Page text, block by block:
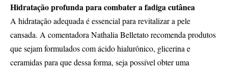
Hidratação profunda para combater a fadiga cutânea
A hidratação adequada é essencial para revitalizar a pele
cansada. A comentadora Nathalia Belletato recomenda produtos
que sejam formulados com ácido hialurônico, glicerina e
ceramidas para que dessa forma, seja possível obter uma